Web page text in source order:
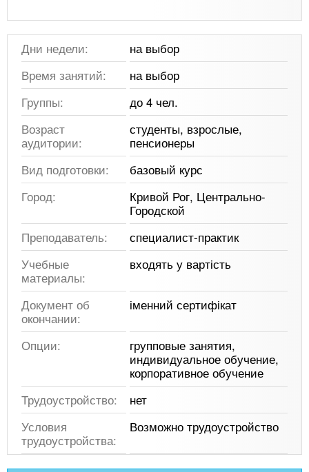
Дни недели:
на выбор
Время занятий:
на выбор
Группы:
до 4 чел.
Возраст
аудитории:
студенты, взрослые,
пенсионеры
Вид подготовки:
базовый курс
Город:
Кривой Рог, Центрально-
Городской
Преподаватель:
специалист-практик
Учебные
материалы:
входять у вартість
Документ об
окончании:
іменний сертифікат
Опции:
групповые занятия,
индивидуальное обучение,
корпоративное обучение
Трудоустройство:
нет
Условия
трудоустройства:
Возможно трудоустройство